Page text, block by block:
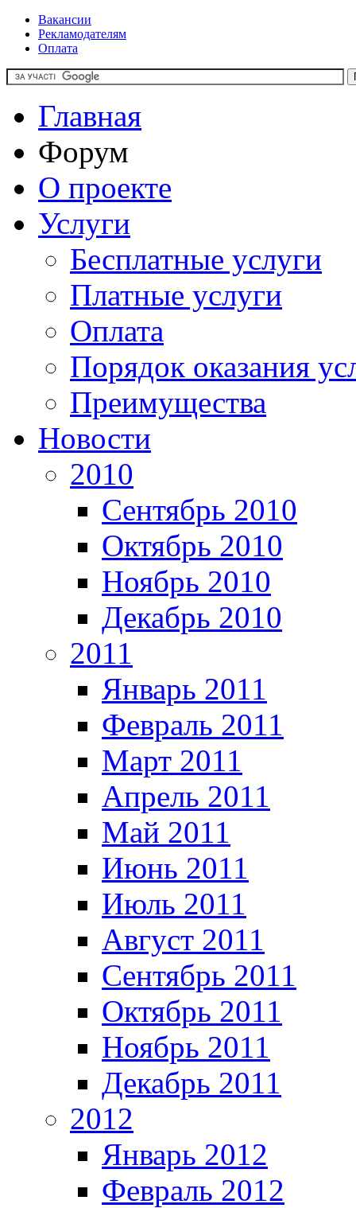
Вакансии
Рекламодателям
Оплата
Главная
Форум
О проекте
Услуги
Бесплатные услуги
Платные услуги
Оплата
Порядок оказания
Преимущества
Новости
2010
Сентябрь 2010
Октябрь 2010
Ноябрь 2010
Декабрь 2010
2011
Январь 2011
Февраль 2011
Март 2011
Апрель 2011
Май 2011
Июнь 2011
Июль 2011
Август 2011
Сентябрь 2011
Октябрь 2011
Ноябрь 2011
Декабрь 2011
2012
Январь 2012
Февраль 2012